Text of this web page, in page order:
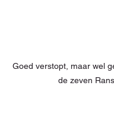
Goed verstopt, maar wel
de zeven